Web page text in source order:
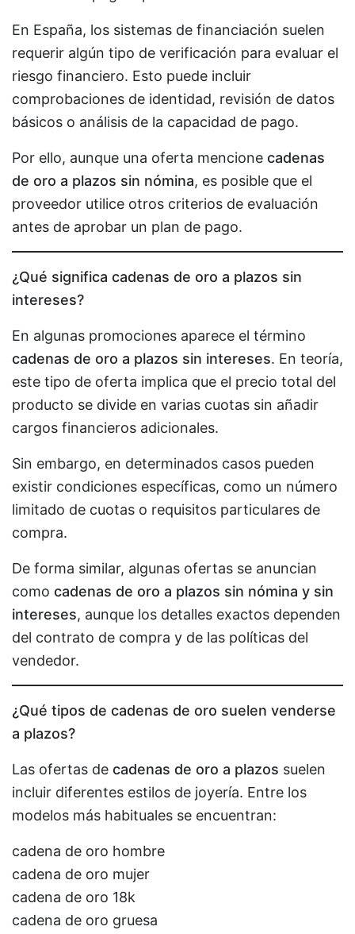
En España, los sistemas de financiación suelen
requerir algún tipo de verificación para evaluar el
riesgo financiero. Esto puede incluir
comprobaciones de identidad, revisión de datos
básicos o análisis de la capacidad de pago.
Por ello, aunque una oferta mencione cadenas
de oro a plazos sin nómina, es posible que el
proveedor utilice otros criterios de evaluación
antes de aprobar un plan de pago.
¿Qué significa cadenas de oro a plazos sin
intereses?
En algunas promociones aparece el término
cadenas de oro a plazos sin intereses. En teoría,
este tipo de oferta implica que el precio total del
producto se divide en varias cuotas sin añadir
cargos financieros adicionales.
Sin embargo, en determinados casos pueden
existir condiciones específicas, como un número
limitado de cuotas o requisitos particulares de
compra.
De forma similar, algunas ofertas se anuncian
como cadenas de oro a plazos sin nómina y sin
intereses, aunque los detalles exactos dependen
del contrato de compra y de las políticas del
vendedor.
¿Qué tipos de cadenas de oro suelen venderse
a plazos?
Las ofertas de cadenas de oro a plazos suelen
incluir diferentes estilos de joyería. Entre los
modelos más habituales se encuentran:
cadena de oro hombre
cadena de oro mujer
cadena de oro 18k
cadena de oro gruesa